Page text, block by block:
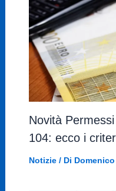
Novità
104: ecco i
Notizie/ Di